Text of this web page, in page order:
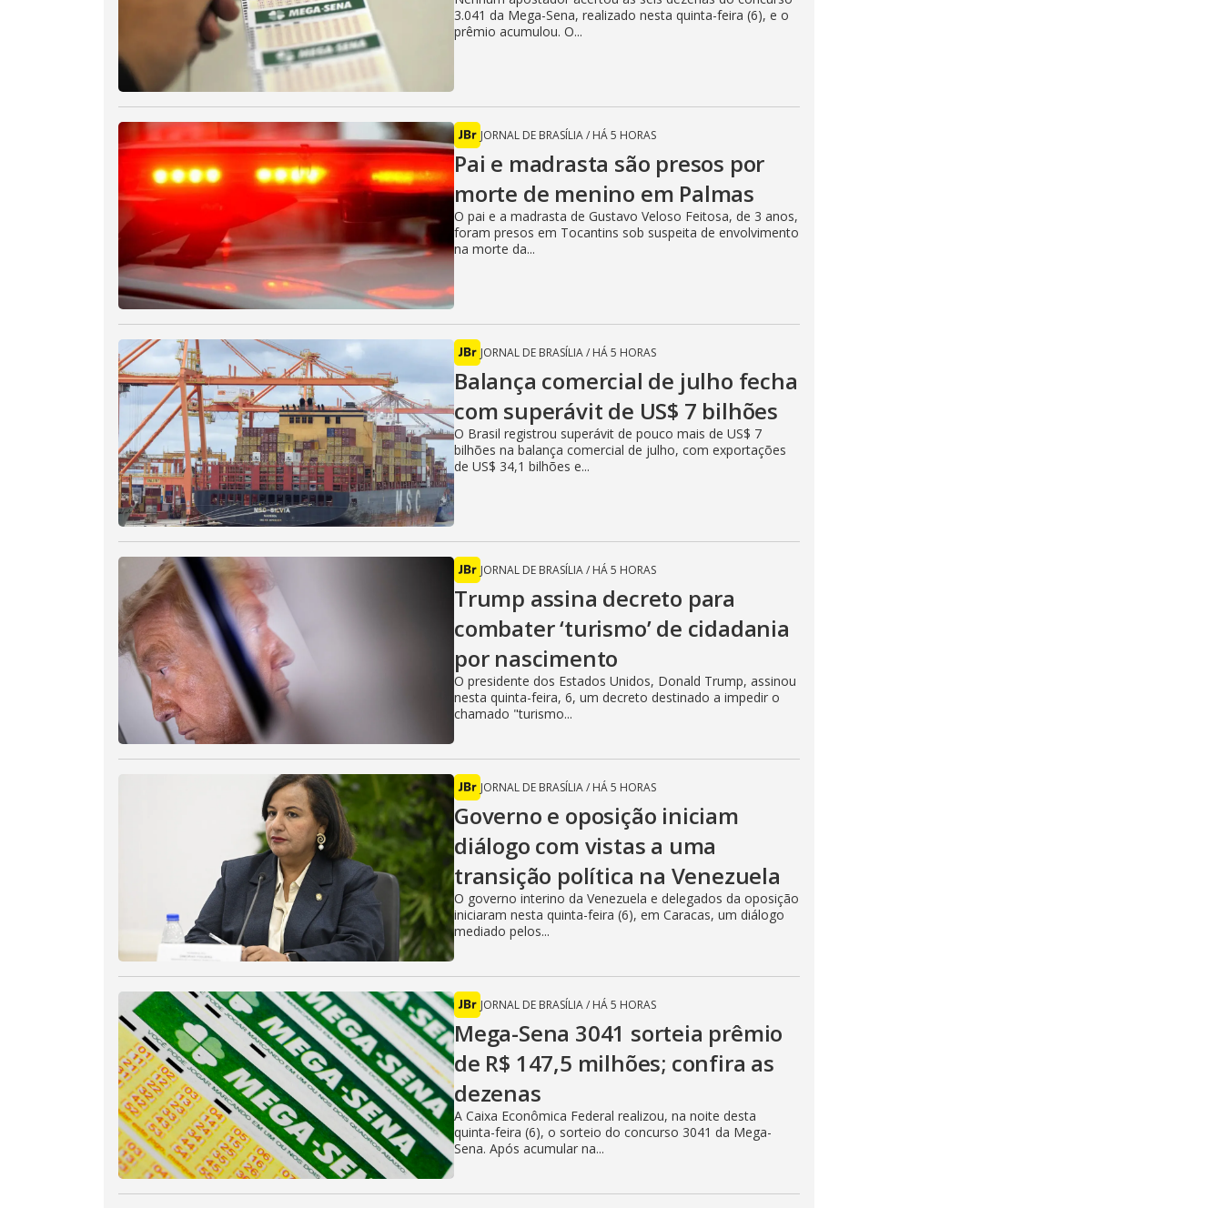
3.041 da Mega-Sena, realizado nesta quinta-feira (6), e o
prêmio acumulou. O...
JORNAL DE BRASÍLIA/ HÁ 5 HORAS
Pai e madrasta são presos por
morte de menino em Palmas
O pai e a madrasta de Gustavo Veloso Feitosa, de 3 anos,
foram presos em Tocantins sob suspeita de envolvimento
na morte da...
JORNAL DE BRASÍLIA/ HÁ 5 HORAS
Balança comercial de julho fecha
com superávit de US$ 7 bilhões
O Brasil registrou superávit de pouco mais de US$ 7
bilhões na balança comercial de julho, com exportações
de US$ 34,1 bilhões e...
JORNAL DE BRASÍLIA/ HÁ 5 HORAS
Trump assina decreto para
combater ‘turismo’ de cidadania
por nascimento
O presidente dos Estados Unidos, Donald Trump, assinou
nesta quinta-feira, 6, um decreto destinado a impedir o
chamado "turismo...
JORNAL DE BRASÍLIA/ HÁ 5 HORAS
Governo e oposição iniciam
diálogo com vistas a uma
transição política na Venezuela
O governo interino da Venezuela e delegados da oposição
iniciaram nesta quinta-feira (6), em Caracas, um diálogo
mediado pelos...
JORNAL DE BRASÍLIA/ HÁ 5 HORAS
Mega-Sena 3041 sorteia prêmio
de R$ 147,5 milhões; confira as
dezenas
A Caixa Econômica Federal realizou, na noite desta
quinta-feira (6), o sorteio do concurso 3041 da Mega-
Sena. Após acumular na...